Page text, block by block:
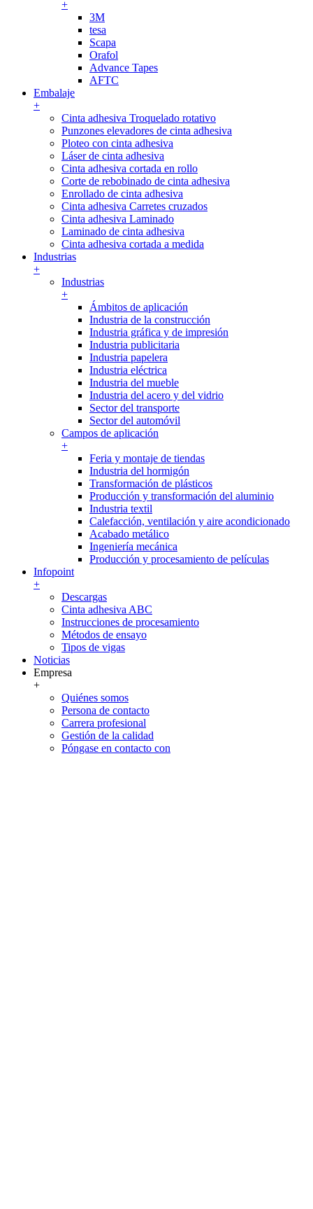
+
3M
tesa
Scapa
Orafol
Advance Tapes
AFTC
Embalaje
+
Cinta adhesiva Troquelado rotativo
Punzones elevadores de cinta adhesiva
Ploteo con cinta adhesiva
Láser de cinta adhesiva
Cinta adhesiva cortada en rollo
Corte de rebobinado de cinta adhesiva
Enrollado de cinta adhesiva
Cinta adhesiva Carretes cruzados
Cinta adhesiva Laminado
Laminado de cinta adhesiva
Cinta adhesiva cortada a medida
Industrias
+
Industrias
+
Ámbitos de aplicación
Industria de la construcción
Industria gráfica y de impresión
Industria publicitaria
Industria papelera
Industria eléctrica
Industria del mueble
Industria del acero y del vidrio
Sector del transporte
Sector del automóvil
Campos de aplicación
+
Feria y montaje de tiendas
Industria del hormigón
Transformación de plásticos
Producción y transformación del aluminio
Industria textil
Calefacción, ventilación y aire acondicionado
Acabado metálico
Ingeniería mecánica
Producción y procesamiento de películas
Infopoint
+
Descargas
Cinta adhesiva ABC
Instrucciones de procesamiento
Métodos de ensayo
Tipos de vigas
Noticias
Empresa
+
Quiénes somos
Persona de contacto
Carrera profesional
Gestión de la calidad
Póngase en contacto con